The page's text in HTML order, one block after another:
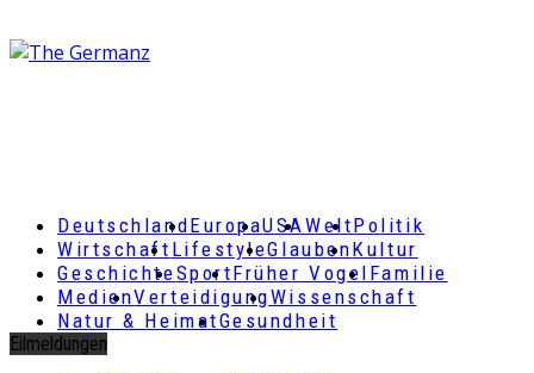
DeutschlandEuropaUSAWeltPolitik
Wirtschaft LifestyleGlaubenKultur
GeschichteSportFrüher Vogel Familie
MedienVerteidigungWissenschaft
Natur & HeimatGesundheit
Eilmeldungen